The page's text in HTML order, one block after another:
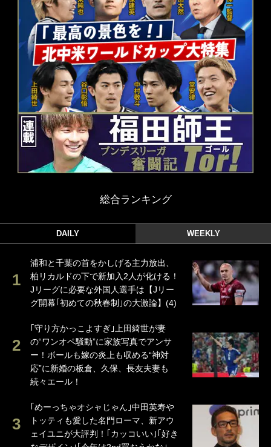
総合ランキング
DAILY WEEKLY
浦和と千葉の首をかしげる主力放出、
柏リカルドの下で新加入2人が化ける！
Jリーグに必要な外国人選手は【Jリー
グ開幕｢初めての秋春制｣の大激論】(4)
｢守り方かっこよすぎ｣上田綺世が妻
の“ワンオペ騒動”に家族写真でアンサ
ー！ボールも嫁の炎上も収める“神対
応”に新婚の板倉、久保、長友夫妻も
続々エール！
｢めーっちゃオシャじゃん｣中田英寿や
トッティも愛した名門ローマ、新アウ
ェイユニが大評判！｢カッコいい｣｢好き